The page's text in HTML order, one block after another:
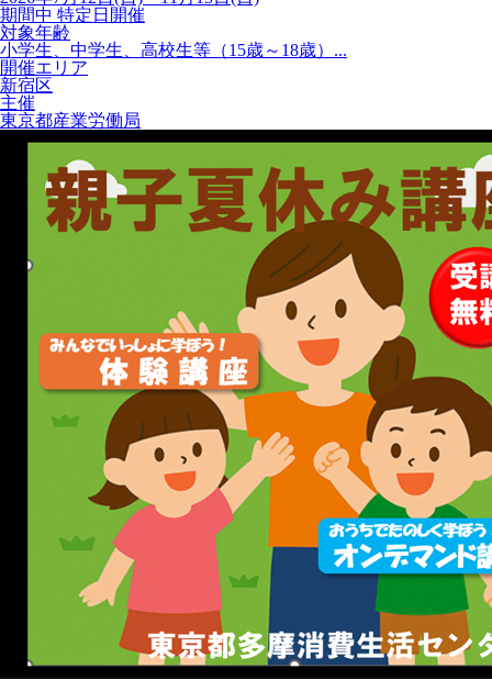
期間中 特定日開催
対象年齢
小学生、中学生、高校生等（15歳～18歳）...
開催エリア
新宿区
主催
東京都産業労働局